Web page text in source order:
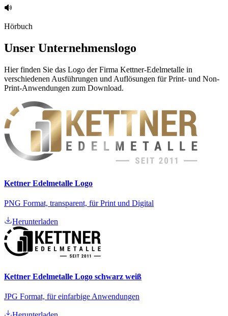
Hörbuch
Unser Unternehmenslogo
Hier finden Sie das Logo der Firma Kettner-Edelmetalle in
verschiedenen Ausführungen und Auflösungen für Print- und Non-
Print-Anwendungen zum Download.
Kettner Edelmetalle Logo
PNG Format, transparent, für Print und Digital
Herunterladen
Kettner Edelmetalle Logo schwarz weiß
JPG Format, für einfarbige Anwendungen